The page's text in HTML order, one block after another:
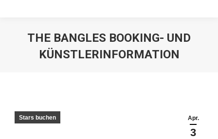
THE BANGLES BOOKING- UND
KÜNSTLERINFORMATION
Apr.
3
Stars buchen